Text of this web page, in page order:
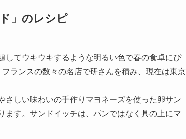
」のレシピ
してウキウキするような明るい色で春の食卓にぴ
ランスの数々の名店で研さんを積み、現在は東京
さしい味わいの手作りマヨネーズを使った卵サン
ます。サンドイッチは、パンではなく具の上にマ